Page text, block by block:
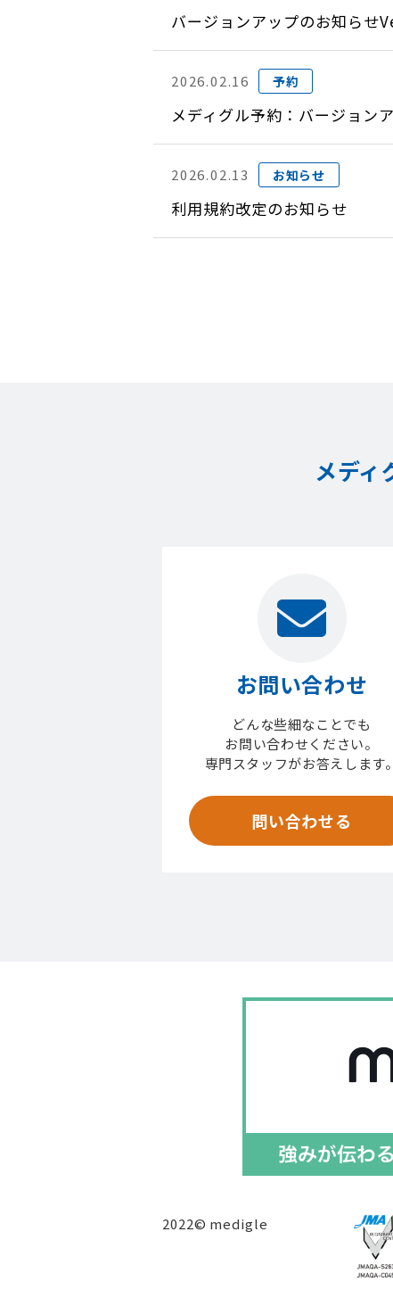
バージョンアップのお知らせ
2026.02.16 予約
メディグル予約：バージョン
2026.02.13 お知らせ
利用規約改定のお知らせ
メディ
お問い合わせ
どんな些細なことでも
お問い合わせください。
専門スタッフがお答えします。
問い合わせる
2022© medigle